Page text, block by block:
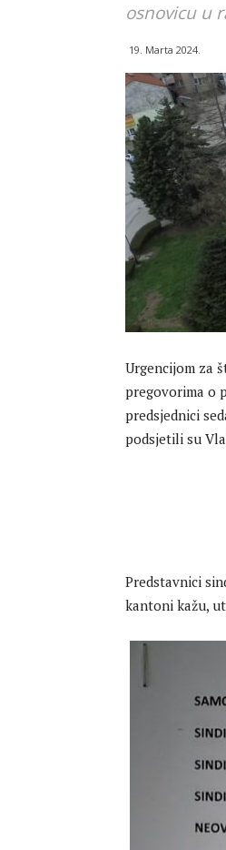
osnovicu u
19. Marta 2024.
Urgencijom za
pregovorima o
predsjednici
podsjetili su
Predstavnici
kantoni kažu,